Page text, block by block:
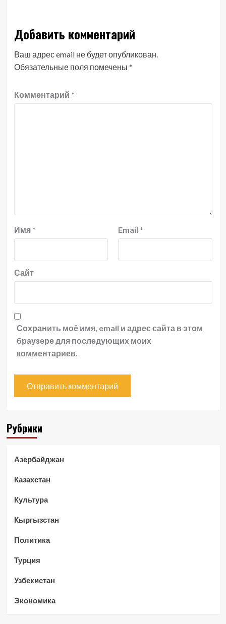
Добавить комментарий
Ваш адрес email не будет опубликован.
Обязательные поля помечены *
Комментарий *
Имя * Email *
Сайт
Сохранить моё имя, email и адрес сайта в этом
браузере для последующих моих
комментариев.
Рубрики
Азербайджан
Казахстан
Культура
Кыргызстан
Политика
Турция
Узбекистан
Экономика